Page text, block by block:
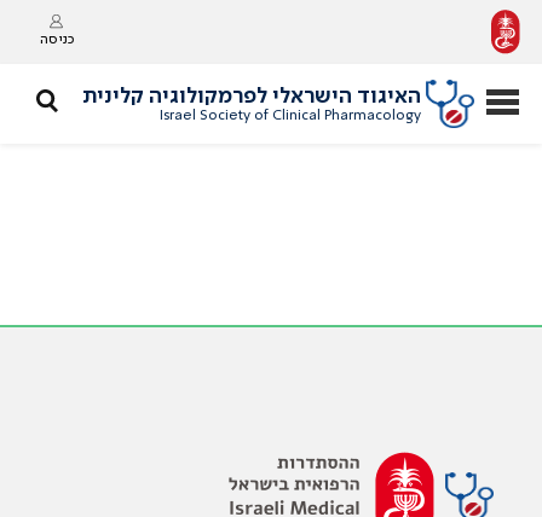
כניסה
האיגוד הישראלי לפרמקולוגיה קלינית
Israel Society of Clinical Pharmacology